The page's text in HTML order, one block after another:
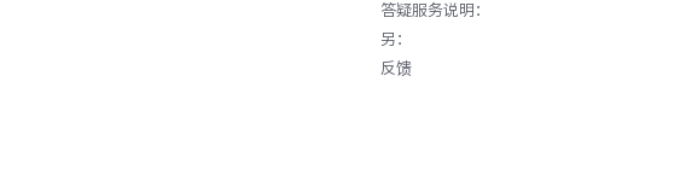
答疑服务说明：
另：
反馈